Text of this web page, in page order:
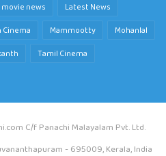
news
Latest News
Cinema Mammootty
Mohanlal
Tamil Cinema
C/f Panachi Malayalam Pvt. Ltd.
- 695009, Kerala, India